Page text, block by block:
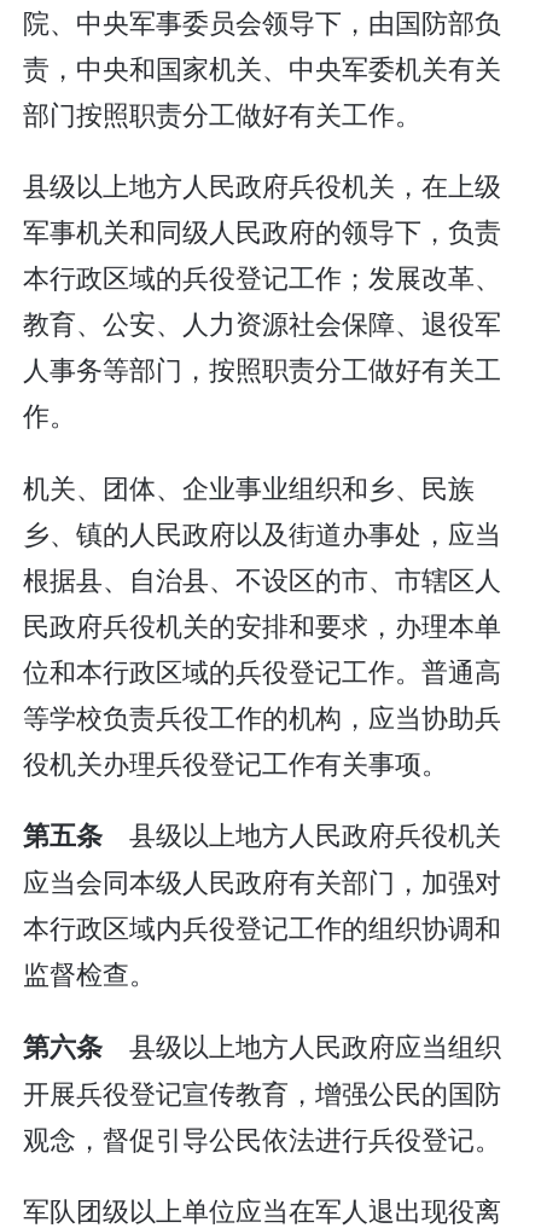
院、中央军事委员会领导下，由国防部负
责，中央和国家机关、中央军委机关有关
部门按照职责分工做好有关工作。
县级以上地方人民政府兵役机关，在上级
军事机关和同级人民政府的领导下，负责
本行政区域的兵役登记工作；发展改革、
教育、公安、人力资源社会保障、退役军
人事务等部门，按照职责分工做好有关工
作。
机关、团体、企业事业组织和乡、民族
乡、镇的人民政府以及街道办事处，应当
根据县、自治县、不设区的市、市辖区人
民政府兵役机关的安排和要求，办理本单
位和本行政区域的兵役登记工作。普通高
等学校负责兵役工作的机构，应当协助兵
役机关办理兵役登记工作有关事项。
第五条县级以上地方人民政府兵役机关
应当会同本级人民政府有关部门，加强对
本行政区域内兵役登记工作的组织协调和
监督检查。
第六条县级以上地方人民政府应当组织
开展兵役登记宣传教育，增强公民的国防
观念，督促引导公民依法进行兵役登记。
军队团级以上单位应当在军人退出现役离